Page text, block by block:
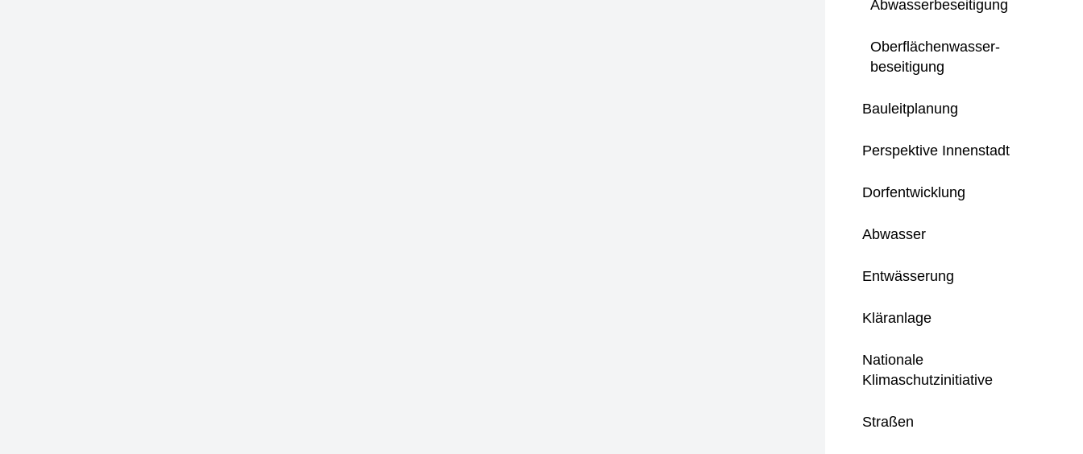
Abwasserbeseitigung
Oberflächenwasser-
beseitigung
Bauleitplanung
Perspektive Innenstadt
Dorfentwicklung
Abwasser
Entwässerung
Kläranlage
Nationale
Klimaschutzinitiative
Straßen